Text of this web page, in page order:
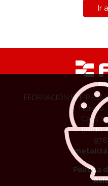
Ir
FEDERACIÓN
Horario:
Calle
50010
Política